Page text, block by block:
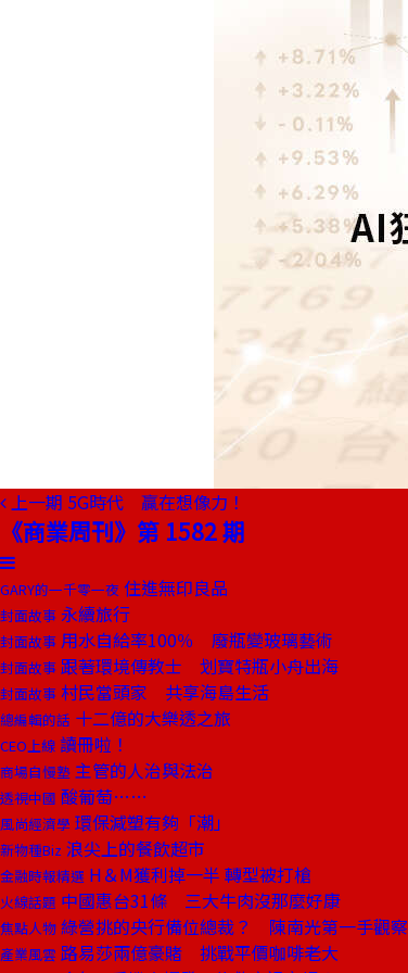
上一期 5G時代 贏在想像力！
《商業周刊》第 1582 期
GARY的一千零一夜 住進無印良品
封面故事 永續旅行
封面故事 用水自給率100％ 廢瓶變玻璃藝術
封面故事 跟著環境傳教士 划寶特瓶小舟出海
封面故事 村民當頭家 共享海島生活
總編輯的話 十二億的大樂透之旅
CEO上線 讀冊啦！
商場自慢塾 主管的人治與法治
透視中國 酸葡萄……
風尚經濟學 環保減塑有夠「潮」
新物種Biz 浪尖上的餐飲超市
金融時報精選 H＆M獲利掉一半 轉型被打槍
火線話題 中國惠台31條 三大牛肉沒那麼好康
焦點人物 綠營挑的央行備位總裁？ 陳南光第一手觀察
產業風雲 路易莎兩億豪賭 挑戰平價咖啡老大